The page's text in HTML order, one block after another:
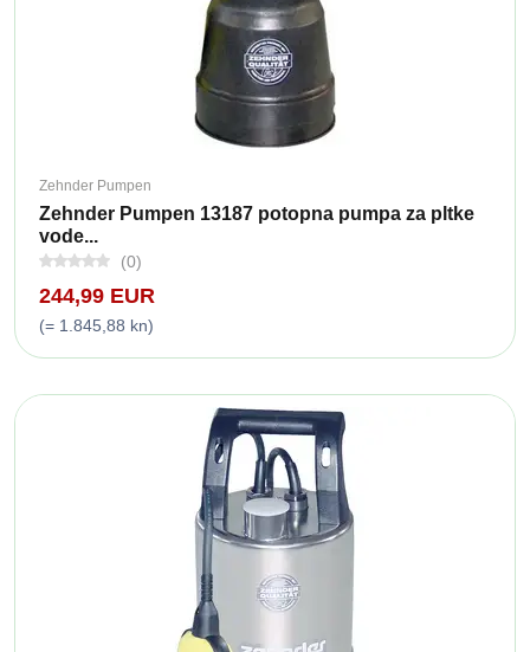
Zehnder Pumpen
Zehnder Pumpen 13187 potopna pumpa za pltke
vode...
(0)
244,99 EUR
(= 1.845,88 kn)